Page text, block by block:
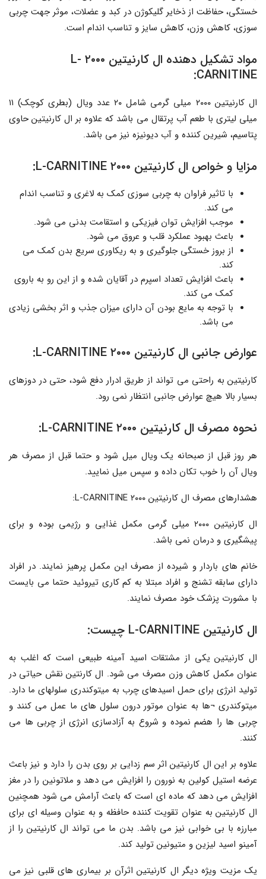
خستگی، حفاظت از ذخایر گلیکوژن در کبد و عضلات، موثر جهت چربی
سوزی، کاهش وزن، کاهش سایز و تناسب اندام است.
مواد تشکیل دهنده ال کارنیتین ۲۰۰۰ L-
CARNITINE:
ال کارنیتین ۲۰۰۰ میلی گرمی شامل ۲۰ عدد ویال (بطری کوچک) ۱۱
میلی لیتری با طعم آب پرتقال می باشد که علاوه بر ال کارنیتین حاوی
پتاسیم، شیرین کننده و آب دیونیزه نیز می باشد.
مزایا و خواص ال کارنیتین ۲۰۰۰ L-CARNITINE:
با تاثیر فراوان به چربی سوزی کمک به لاغری و تناسب اندام
می کند.
موجب افزایش توان فیزیکی و استقامت بدنی می شود.
باعث بهبود عملکرد قلب و عروق می شود.
از بروز خستگی جلوگیری و به ریکاوری سریع بدن کمک می
کند.
باعث افزایش تعداد اسپرم در آقایان شده و از این رو به باروی
کمک می کند.
با توجه به مایع بودن آن دارای میزان جذب و اثر بخشی زیادی
می باشد.
عوارض جانبی ال کارنیتین ۲۰۰۰ L-CARNITINE:
کارنیتین به راحتی می تواند از طریق ادرار دفع شود، حتی در دوزهای
بسیار بالا هیچ عوارض جانبی انتظار نمی رود.
نحوه مصرف ال کارنیتین ۲۰۰۰ L-CARNITINE:
هر روز قبل از صبحانه یک ویال میل شود و حتما قبل از مصرف هر
ویال آن را خوب تکان داده و سپس میل نمایید.
هشدارهای مصرف ال کارنیتین ۲۰۰۰ L-CARNITINE:
ال کارنیتین ۲۰۰۰ میلی گرمی مکمل غذایی و رژیمی بوده و برای
پیشگیری و درمان نمی باشد.
خانم های باردار و شیرده از مصرف این مکمل پرهیز نمایند. در افراد
دارای سابقه تشنج و افراد مبتلا به کم کاری تیروئید حتما می بایست
با مشورت پزشک خود مصرف نمایند.
ال کارنیتین L-CARNITINE چیست:
ال کارنیتین یکی از مشتقات اسید آمینه طبیعی است که اغلب به
عنوان مکمل کاهش وزن مصرف می شود. ال کارنتین نقش حیاتی در
تولید انرژی برای حمل اسیدهای چرب به میتوکندری سلولهای ما دارد.
میتوکندری ¬ها به عنوان موتور درون سلول های ما عمل می کنند و
چربی ها را هضم نموده و شروع به آزادسازی انرژی از چربی ها می
کنند.
علاوه بر این ال کارنیتین اثر سم زدایی بر روی بدن را دارد و نیز باعث
عرضه استیل کولین به نورون را افزایش می دهد و ملاتونین را در مغز
افزایش می دهد که ماده ای است که باعث آرامش می شود همچنین
ال کارنیتین به عنوان تقویت کننده حافظه و به عنوان وسیله ای برای
مبارزه با بی خوابی نیز می باشد. بدن ما می تواند ال کارنیتین را از
آمینو اسید لیزین و متیونین تولید کند.
یک مزیت ویژه دیگر ال کارنیتین اثرآن بر بیماری های قلبی نیز می